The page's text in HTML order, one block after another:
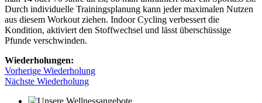
Durch individuelle Trainingsplanung kann jeder maximalen Nutzen
aus diesem Workout ziehen. Indoor Cycling verbessert die
Kondition, aktiviert den Stoffwechsel und lässt überschüssige
Pfunde verschwinden.
Wiederholungen:
Vorherige Wiederholung
Nächste Wiederholung